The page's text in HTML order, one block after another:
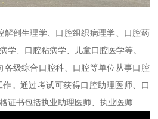
解剖生理学、口腔组织病理学、口腔药
学、口腔粘病学、儿童口腔医学等。
各级综合口腔科、口腔等单位从事口腔
。通过考试可获得口腔助理医师、口
证书包括执业助理医师、执业医师